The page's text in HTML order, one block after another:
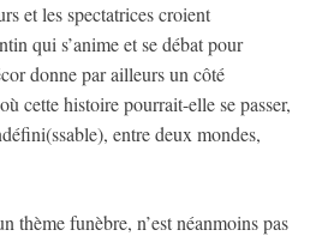
et les spectatrices croient
qui s’anime et se débat pour
donne par ailleurs un côté
cette histoire pourrait-elle se passer,
entre deux mondes,
thème funèbre, n’est néanmoins pas